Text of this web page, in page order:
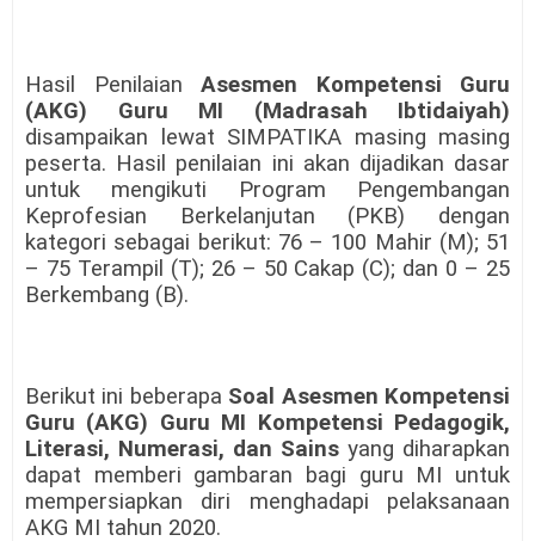
Hasil Penilaian Asesmen Kompetensi Guru
(AKG) Guru MI
(Madrasah Ibtidaiyah)
disampaikan lewat SIMPATIKA masing masing
peserta. Hasil penilaian ini akan dijadikan dasar
untuk mengikuti Program Pengembangan
Keprofesian Berkelanjutan (PKB) dengan
kategori sebagai berikut: 76 – 100 Mahir (M); 51
– 75 Terampil (T); 26 – 50 Cakap (C); dan 0 – 25
Berkembang (B).
Berikut ini beberapa Soal Asesmen Kompetensi
Guru (AKG) Guru MI Kompetensi Pedagogik,
Literasi, Numerasi, dan Sains yang diharapkan
dapat memberi gambaran bagi guru MI untuk
mempersiapkan diri menghadapi pelaksanaan
AKG MI tahun 2020.